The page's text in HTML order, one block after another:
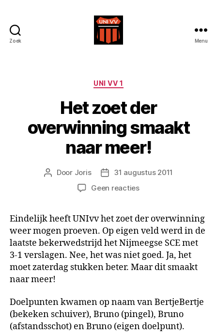
Zoek Menu
Categorieën
UNI VV 1
Het zoet der
overwinning smaakt
naar meer!
Berichtauteur
Door Joris Berichtdatum
31 augustus 2011
Geen reactiesop
der
overwinning
smaakt
naar
meer!
Eindelijk heeft UNIvv het zoet der overwinning
weer mogen proeven. Op eigen veld werd in de
laatste bekerwedstrijd het Nijmeegse SCE met
3-1 verslagen. Nee, het was niet goed. Ja, het
moet zaterdag stukken beter. Maar dit smaakt
naar meer!
Doelpunten kwamen op naam van BertjeBertje
(bekeken schuiver), Bruno (pingel), Bruno
(afstandsschot) en Bruno (eigen doelpunt).